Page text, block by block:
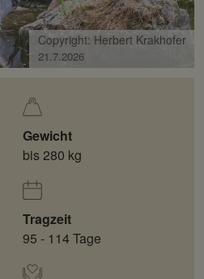
Copyright: Herbert Krakhofer
21.7.2026
Gewicht
bis 280 kg
Tragzeit
95 - 114 Tage